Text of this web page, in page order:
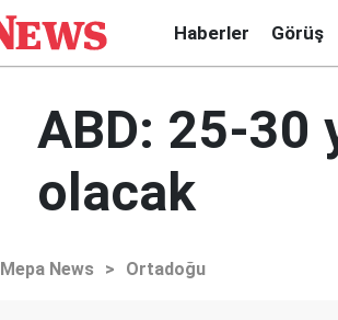
Haberler Görüş
ABD: 25-30
olacak
Mepa News > Ortadoğu